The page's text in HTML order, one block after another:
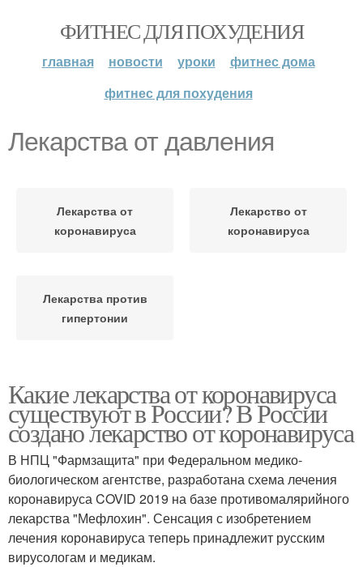
ФИТНЕС ДЛЯ ПОХУДЕНИЯ
главная новости уроки
фитнес дома
фитнес для похудения
Лекарства от давления
Лекарства от
коронавируса
Лекарство от
коронавируса
Лекарства против
гипертонии
Какие лекарства от коронавируса
существуют в России? В России
создано лекарство от коронавируса
В НПЦ "Фармзащита" при Федеральном медико-
биологическом агентстве, разработана схема лечения
коронавируса COVID 2019 на базе противомалярийного
лекарства "Мефлохин". Сенсация с изобретением
лечения коронавируса теперь принадлежит русским
вирусологам и медикам.